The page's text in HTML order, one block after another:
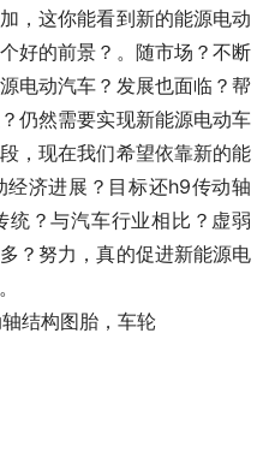
，这你能看到新的能源电动
好的前景？。随市场？不断
电动汽车？发展也面临？帮
仍然需要实现新能源电动车
，现在我们希望依靠新的能
济进展？目标还h9传动轴
？与汽车行业相比？虚弱
？努力，真的促进新能源电
结构图胎，车轮